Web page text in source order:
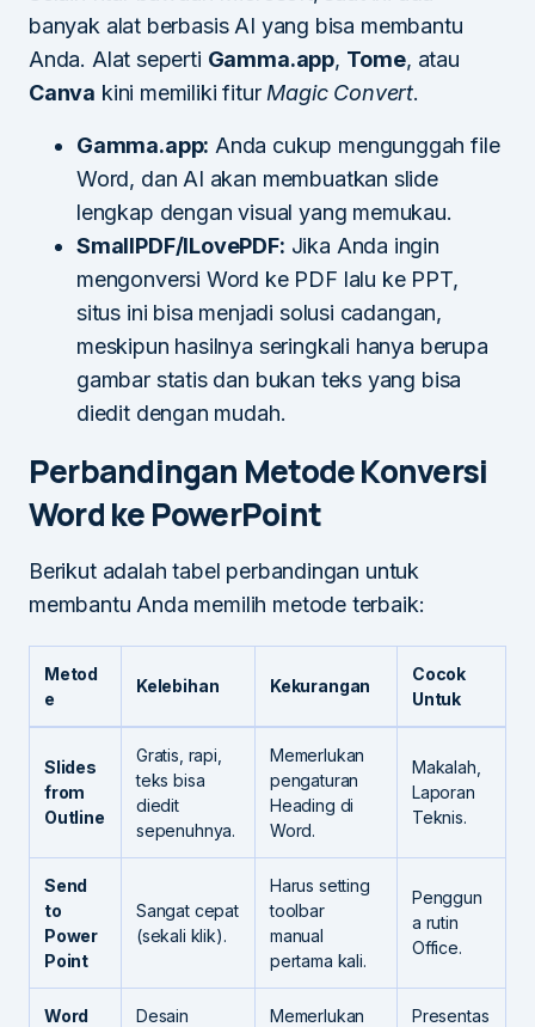
banyak alat berbasis AI yang bisa membantu
Anda. Alat seperti Gamma.app, Tome, atau
Canva kini memiliki fitur Magic Convert.
Gamma.app: Anda cukup mengunggah file
Word, dan AI akan membuatkan slide
lengkap dengan visual yang memukau.
SmallPDF/ILovePDF: Jika Anda ingin
mengonversi Word ke PDF lalu ke PPT,
situs ini bisa menjadi solusi cadangan,
meskipun hasilnya seringkali hanya berupa
gambar statis dan bukan teks yang bisa
diedit dengan mudah.
Perbandingan Metode Konversi
Word ke PowerPoint
Berikut adalah tabel perbandingan untuk
membantu Anda memilih metode terbaik:
Metod
e
Kelebihan Kekurangan
Cocok
Untuk
Slides
from
Outline
Gratis, rapi,
teks bisa
diedit
sepenuhnya.
Memerlukan
pengaturan
Heading di
Word.
Makalah,
Laporan
Teknis.
Send
to
Power
Point
Sangat cepat
(sekali klik).
Harus setting
toolbar
manual
pertama kali.
Penggun
a rutin
Office.
Word Desain Memerlukan Presentas